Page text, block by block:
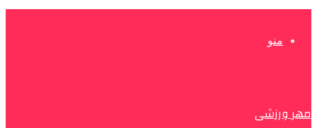
منو
مهر ورزشی